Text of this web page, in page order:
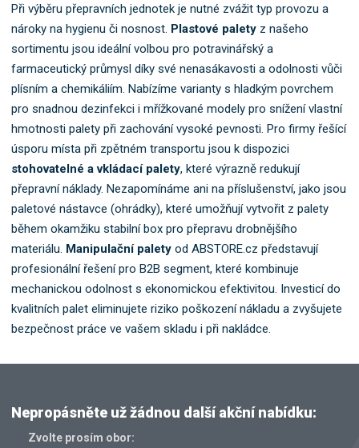
Při výběru přepravních jednotek je nutné zvážit typ provozu a
nároky na hygienu či nosnost. Plastové palety z našeho
sortimentu jsou ideální volbou pro potravinářský a
farmaceutický průmysl díky své nenasákavosti a odolnosti vůči
plísním a chemikáliím. Nabízíme varianty s hladkým povrchem
pro snadnou dezinfekci i mřížkované modely pro snížení vlastní
hmotnosti palety při zachování vysoké pevnosti. Pro firmy řešící
úsporu místa při zpětném transportu jsou k dispozici
stohovatelné a vkládací palety, které výrazně redukují
přepravní náklady. Nezapomínáme ani na příslušenství, jako jsou
paletové nástavce (ohrádky), které umožňují vytvořit z palety
během okamžiku stabilní box pro přepravu drobnějšího
materiálu. Manipulační palety od ABSTORE.cz představují
profesionální řešení pro B2B segment, které kombinuje
mechanickou odolnost s ekonomickou efektivitou. Investicí do
kvalitních palet eliminujete riziko poškození nákladu a zvyšujete
bezpečnost práce ve vašem skladu i při nakládce.
Nepropásněte už žádnou další akční nabídku:
Zvolte prosím obor: